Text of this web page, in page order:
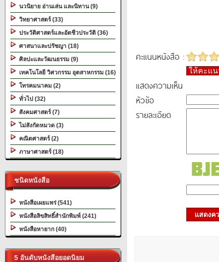
นวนิยาย อ่านเล่น และนิทาน (9)
วิทยาศาสตร์ (33)
ประวัติศาสตร์และอัตชีวประวัติ (36)
ศาสนาและปรัชญา (18)
ศิลปะและวัฒนธรรม (9)
เทคโนโลยี วิศวกรรม อุตสาหกรรม (16)
โทรคมนาคม (2)
ทั่วไป (32)
สังคมศาสตร์ (7)
ไม่สังกัดหมวด (3)
คณิตศาสตร์ (2)
ภาษาศาสตร์ (18)
ชนิดหนังสือ
หนังสือเผยแพร่ (541)
หนังสือลิขสิทธิ์สำนักพิมพ์ (241)
หนังสือหายาก (40)
5 อันดับหนังสือยอดนิยม
คะแนนหนังสือ :
ให้คะแ
แสดงความเห็น
หัวข้อ
รายละเอียด
แสดงค